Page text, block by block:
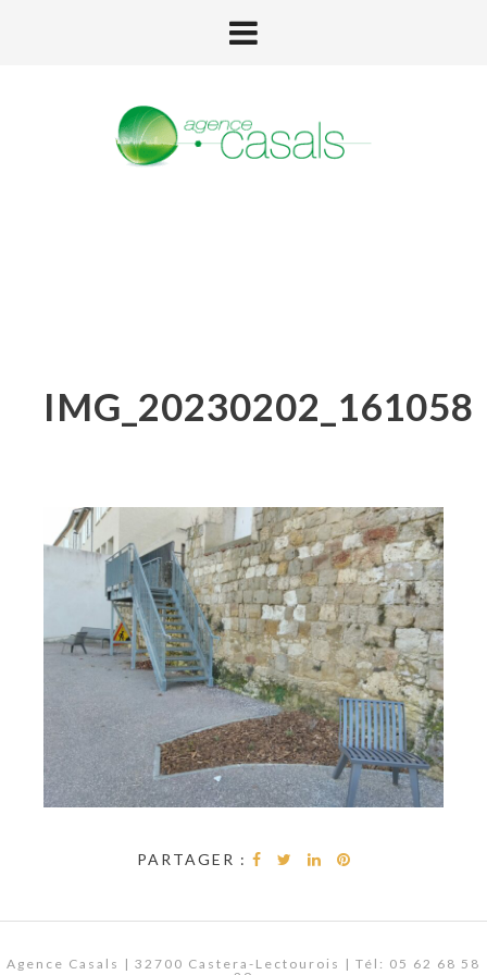
IMG_20230202_161058
PARTAGER :
Agence Casals | 32700 Castera-Lectourois | Tél: 05 62 68 58